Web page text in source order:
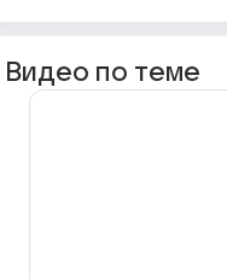
Видео по теме